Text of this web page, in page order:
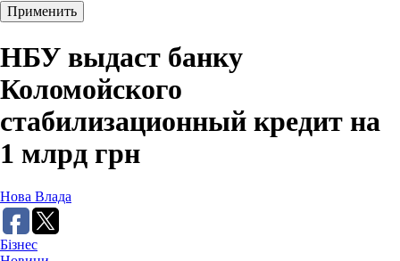
НБУ выдаст банку
Коломойского
стабилизационный кредит на
1 млрд грн
Нова Влада
Бізнес